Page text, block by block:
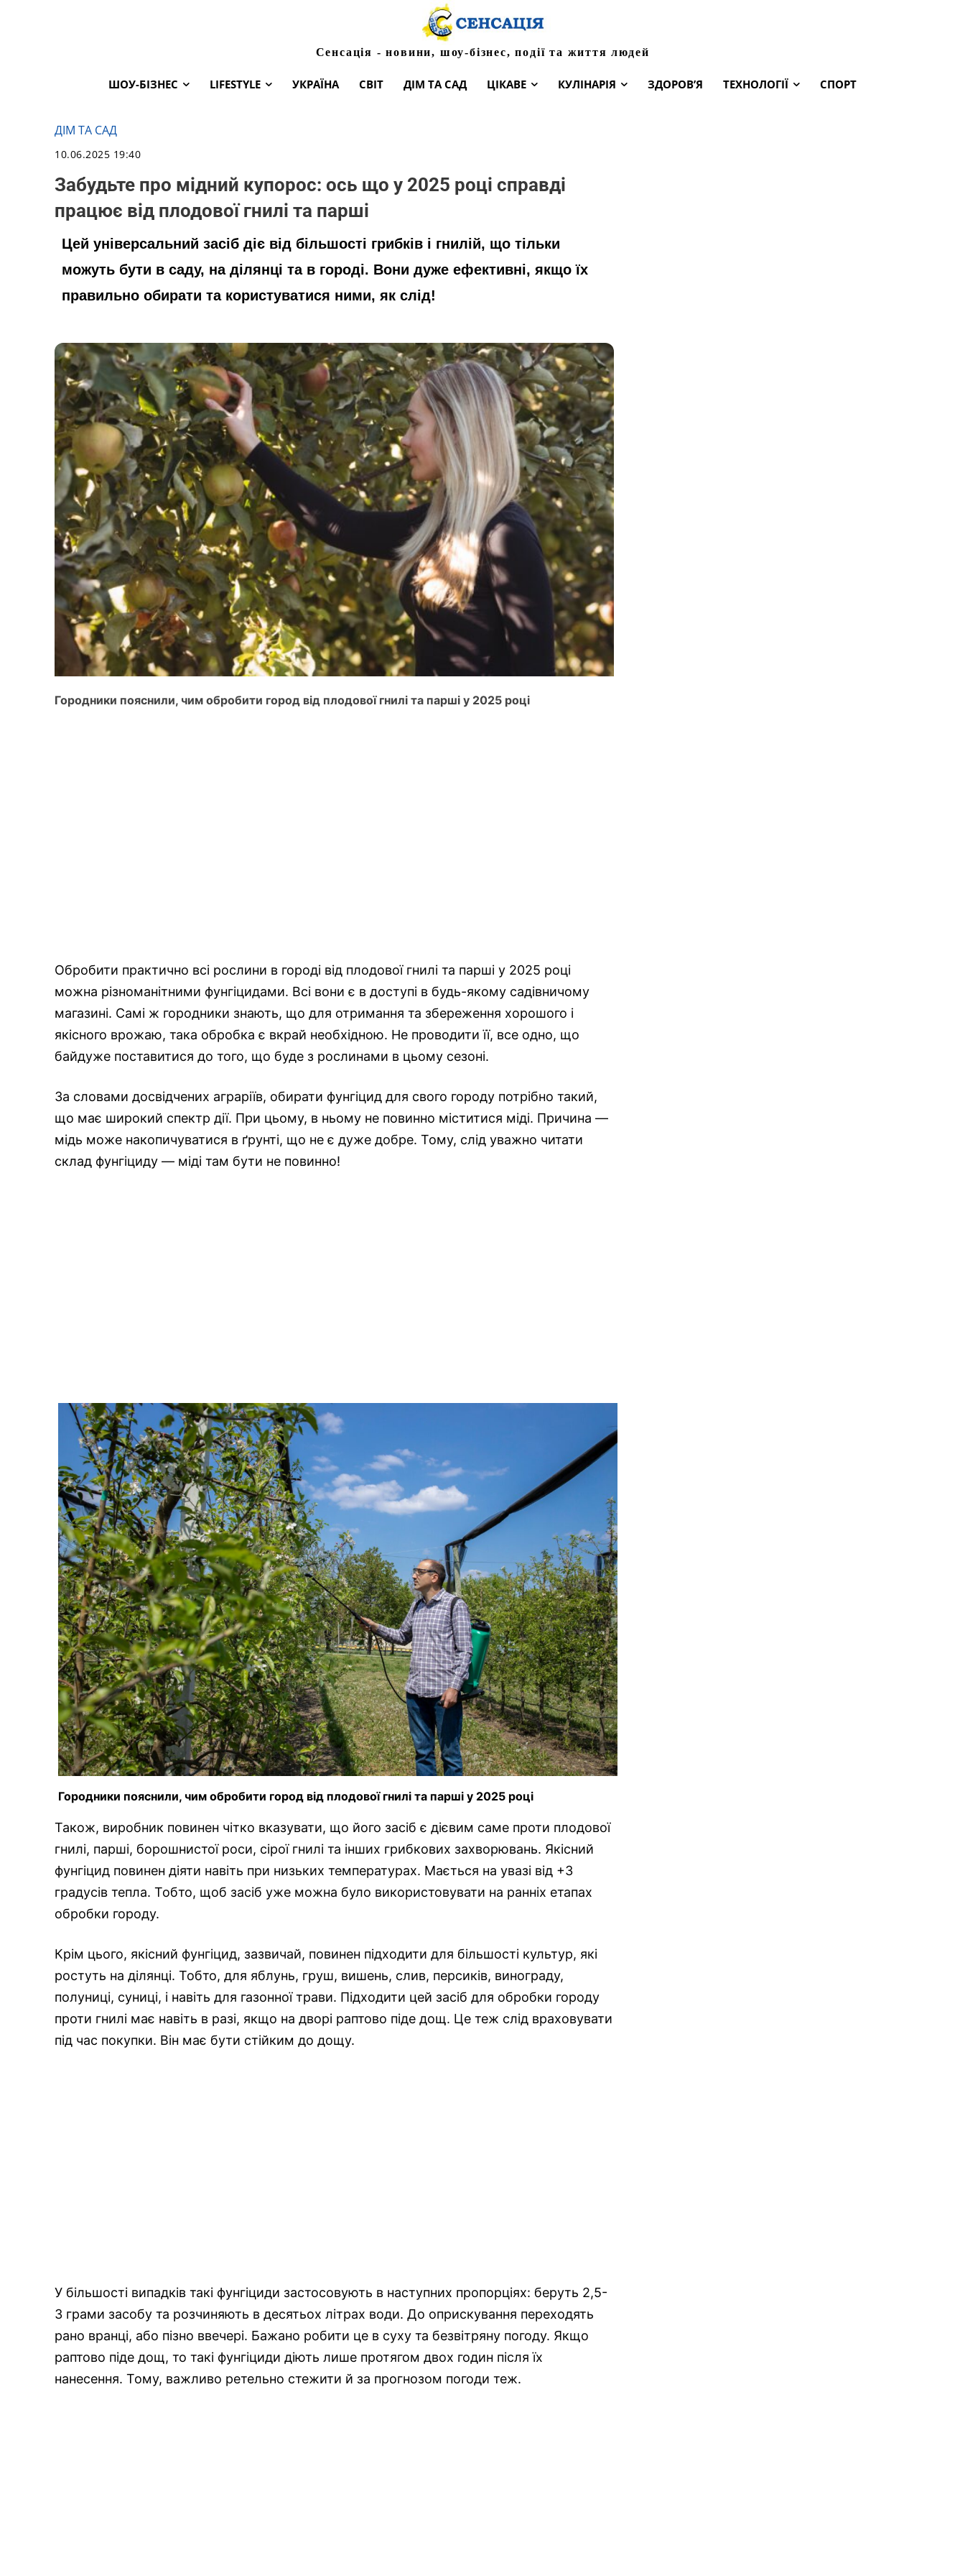
Сенсація - новини, шоу-бізнес, події та життя людей
ШОУ-БІЗНЕС LIFESTYLE УКРАЇНА СВІТ ДІМ ТА САД ЦІКАВЕ КУЛІНАРІЯ ЗДОРОВ’Я ТЕХНОЛОГІЇ СПОРТ
ДІМ ТА САД
10.06.2025 19:40
Забудьте про мідний купорос: ось що у 2025 році справді
працює від плодової гнилі та парші
Цей універсальний засіб діє від більшості грибків і гнилій, що тільки
можуть бути в саду, на ділянці та в городі. Вони дуже ефективні, якщо їх
правильно обирати та користуватися ними, як слід!
Городники пояснили, чим обробити город від плодової гнилі та парші у 2025 році
Обробити практично всі рослини в городі від плодової гнилі та парші у 2025 році
можна різноманітними фунгіцидами. Всі вони є в доступі в будь-якому садівничому
магазині. Самі ж городники знають, що для отримання та збереження хорошого і
якісного врожаю, така обробка є вкрай необхідною. Не проводити її, все одно, що
байдуже поставитися до того, що буде з рослинами в цьому сезоні.
За словами досвідчених аграріїв, обирати фунгіцид для свого городу потрібно такий,
що має широкий спектр дії. При цьому, в ньому не повинно міститися міді. Причина —
мідь може накопичуватися в ґрунті, що не є дуже добре. Тому, слід уважно читати
склад фунгіциду — міді там бути не повинно!
Городники пояснили, чим обробити город від плодової гнилі та парші у 2025 році
Також, виробник повинен чітко вказувати, що його засіб є дієвим саме проти плодової
гнилі, парші, борошнистої роси, сірої гнилі та інших грибкових захворювань. Якісний
фунгіцид повинен діяти навіть при низьких температурах. Мається на увазі від +3
градусів тепла. Тобто, щоб засіб уже можна було використовувати на ранніх етапах
обробки городу.
Крім цього, якісний фунгіцид, зазвичай, повинен підходити для більшості культур, які
ростуть на ділянці. Тобто, для яблунь, груш, вишень, слив, персиків, винограду,
полуниці, суниці, і навіть для газонної трави. Підходити цей засіб для обробки городу
проти гнилі має навіть в разі, якщо на дворі раптово піде дощ. Це теж слід враховувати
під час покупки. Він має бути стійким до дощу.
У більшості випадків такі фунгіциди застосовують в наступних пропорціях: беруть 2,5-
3 грами засобу та розчиняють в десятьох літрах води. До оприскування переходять
рано вранці, або пізно ввечері. Бажано робити це в суху та безвітряну погоду. Якщо
раптово піде дощ, то такі фунгіциди діють лише протягом двох годин після їх
нанесення. Тому, важливо ретельно стежити й за прогнозом погоди теж.